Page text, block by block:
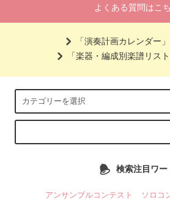
よくある質問はこ
「演奏計画カレンダー
「楽器・編成別楽譜リス
検索注目ワー
アンサンブルコンテスト ソロコ